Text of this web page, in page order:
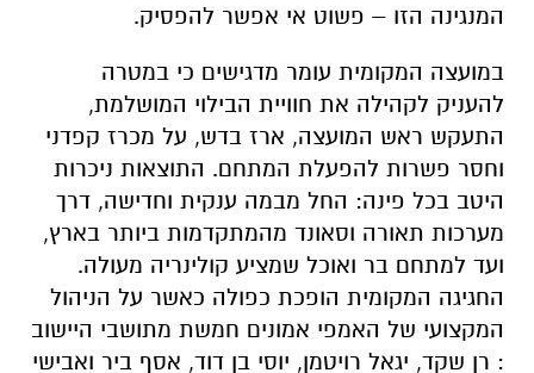
התעקש ראש המועצה, ארז בדש, על מכרז קפדני
היטב בכל פינה: החל מבמה ענקית וחדישה, דרך
מערכות תאורה וסאונד מהמתקדמות ביותר בארץ,
ועד למתחם בר ואוכל שמציע קולינריה מעולה.
החגיגה המקומית הופכת כפולה כאשר על הניהול
המקצועי של האמפי אמונים חמשת מתושבי היישוב
: רן שקד, יגאל רויטמן, יוסי בן דוד, אסף ביר ואבישי
גור, שמביאים איתם שילוב של סטנדרט גבוה
ואהבה גדולה הביתה.